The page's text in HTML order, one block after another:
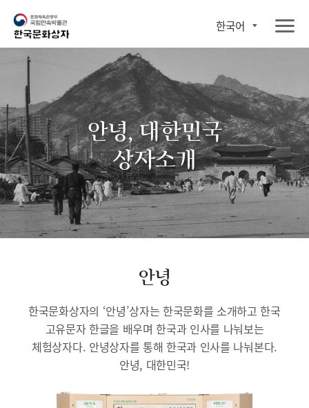
한국어
안녕, 대한민국
상자소개
안녕
한국문화상자의 ‘안녕’상자는 한국문화를 소개하고 한국
고유문자 한글을 배우며 한국과 인사를 나눠보는
체험상자다. 안녕상자를 통해 한국과 인사를 나눠본다.
안녕, 대한민국!